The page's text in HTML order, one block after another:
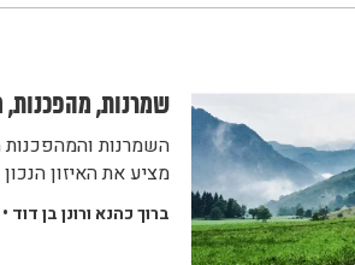
שמרנות, מהפכנות,
ברוך כהנא ורונן בן דוד •
השמרנות והמהפכנות
מציע את האיזון הנכון